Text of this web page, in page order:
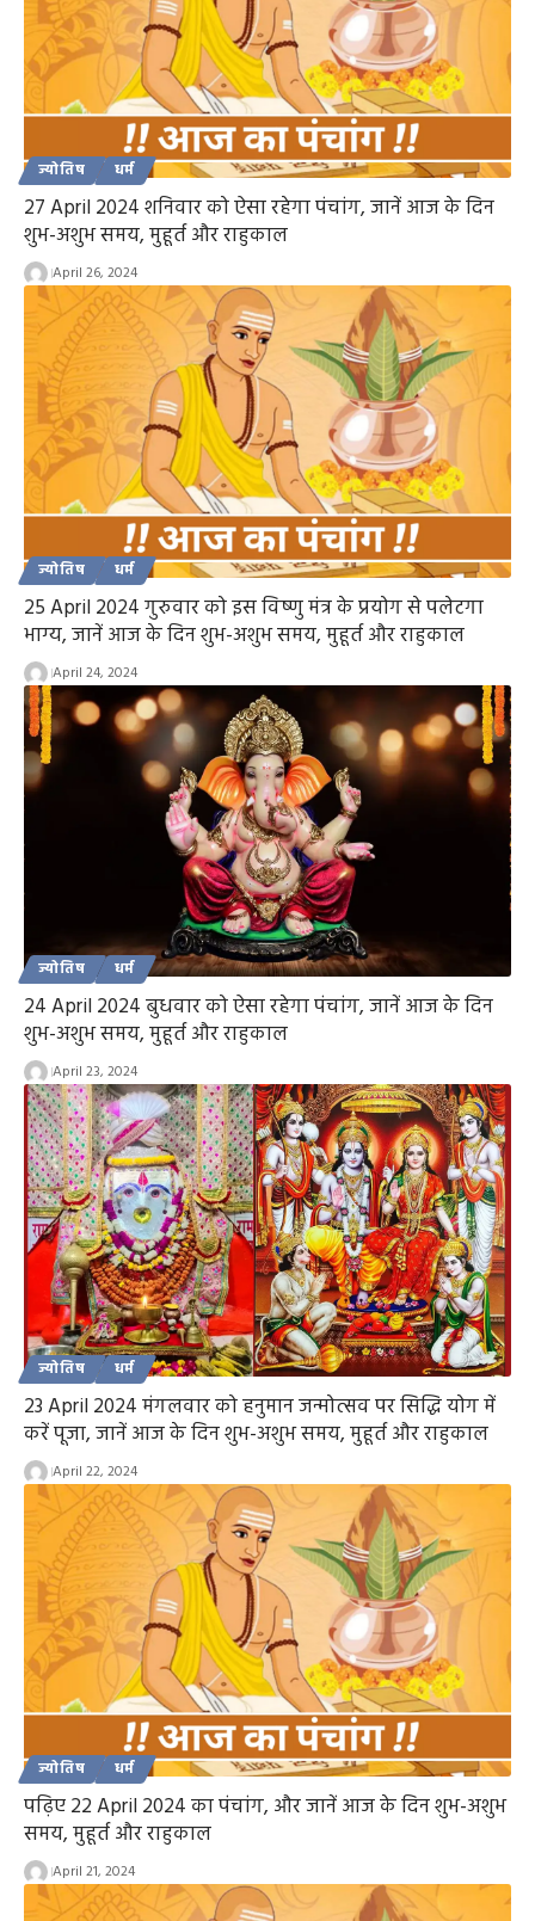
ज्योतिष धर्म
27 April 2024 शनिवार को ऐसा रहेगा पंचांग, जानें आज के दिन
शुभ-अशुभ समय, मुहूर्त और राहुकाल
April 26, 2024
ज्योतिष धर्म
25 April 2024 गुरुवार को इस विष्णु मंत्र के प्रयोग से पलेटगा
भाग्य, जानें आज के दिन शुभ-अशुभ समय, मुहूर्त और राहुकाल
April 24, 2024
ज्योतिष धर्म
24 April 2024 बुधवार को ऐसा रहेगा पंचांग, जानें आज के दिन
शुभ-अशुभ समय, मुहूर्त और राहुकाल
April 23, 2024
ज्योतिष धर्म
23 April 2024 मंगलवार को हनुमान जन्मोत्सव पर सिद्धि योग में
करें पूजा, जानें आज के दिन शुभ-अशुभ समय, मुहूर्त और राहुकाल
April 22, 2024
ज्योतिष धर्म
पढ़िए 22 April 2024 का पंचांग, और जानें आज के दिन शुभ-अशुभ
समय, मुहूर्त और राहुकाल
April 21, 2024